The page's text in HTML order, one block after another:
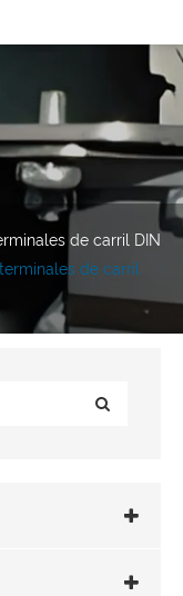
de carril DIN
de carril